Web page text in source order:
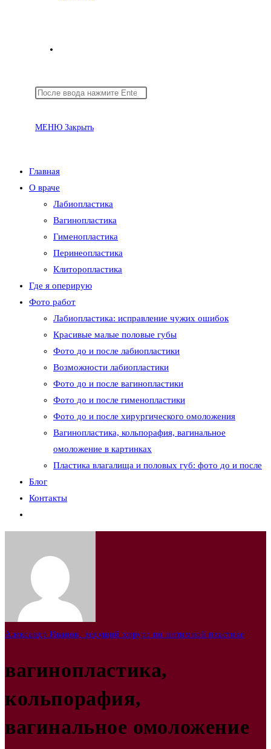
сайту
Поиск
сайте
МЕНЮ Закрыть
Главная
О враче
Лабиопластика
Вагинопластика
Гименопластика
Перинеопластика
Клиторопластика
Где я оперирую
Фото работ
Лабиопластика: исправление чужих ошибок
Красивые малые половые губы
Фото до и после лабиопластики
Возможности лабиопластики
Фото до и после вагинопластики
Фото до и после гименопластики
Фото до и после хирургического омоложения
Вагинопластика, кольпорафия, вагинальное
омоложение в картинках
Пластика влагалища и половых губ: фото до и после
Блог
Контакты
поиск
веб-
Александр Иванов, ведущий хирург по интимной пластике
вагинопластика,
кольпорафия,
вагинальное омоложение